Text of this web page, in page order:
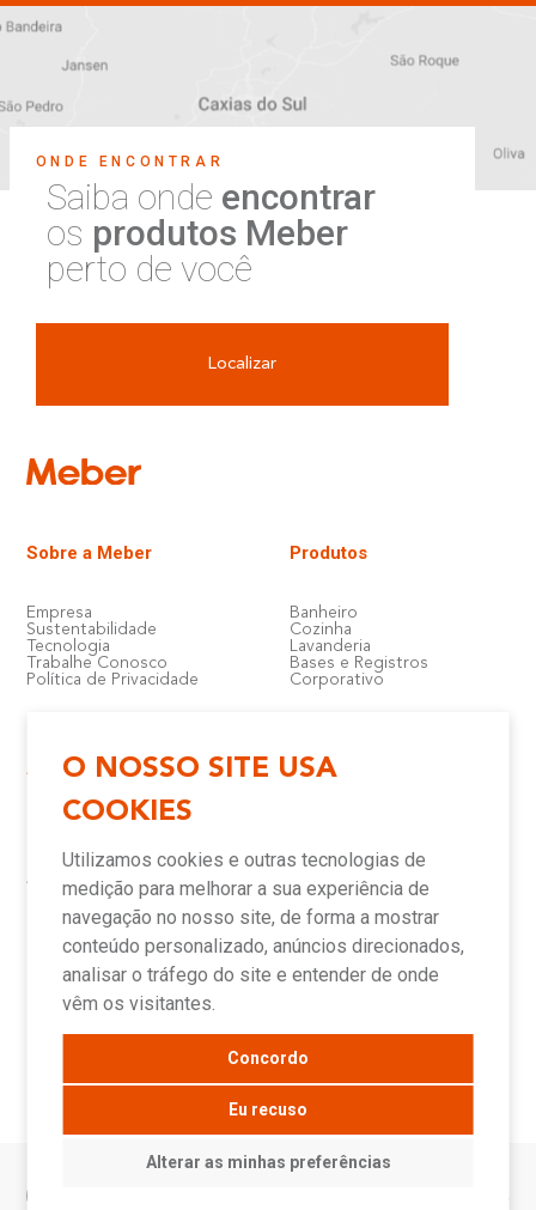
O NOSSO SITE USA
COOKIES
Utilizamos cookies e outras tecnologias de
medição para melhorar a sua experiência de
navegação no nosso site, de forma a mostrar
conteúdo personalizado, anúncios direcionados,
analisar o tráfego do site e entender de onde
vêm os visitantes.
Concordo
Eu recuso
Alterar as minhas preferências
ONDE ENCONTRAR
Saiba onde encontrar
os produtos Meber
perto de você
Localizar
Sobre a Meber
Empresa
Sustentabilidade
Tecnologia
Trabalhe Conosco
Política de Privacidade
Produtos
Banheiro
Cozinha
Lavanderia
Bases e Registros
Corporativo
Atendimento e Suporte
Downloads
Assistência Técnica Meber
Canais de Atendimento
Onde Encontrar
Televendas
Representantes
Assistências Técnicas e
Autorizadas
Novidades